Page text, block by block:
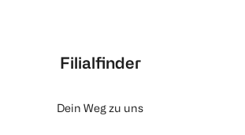
Filialfinder
Dein Weg zu uns